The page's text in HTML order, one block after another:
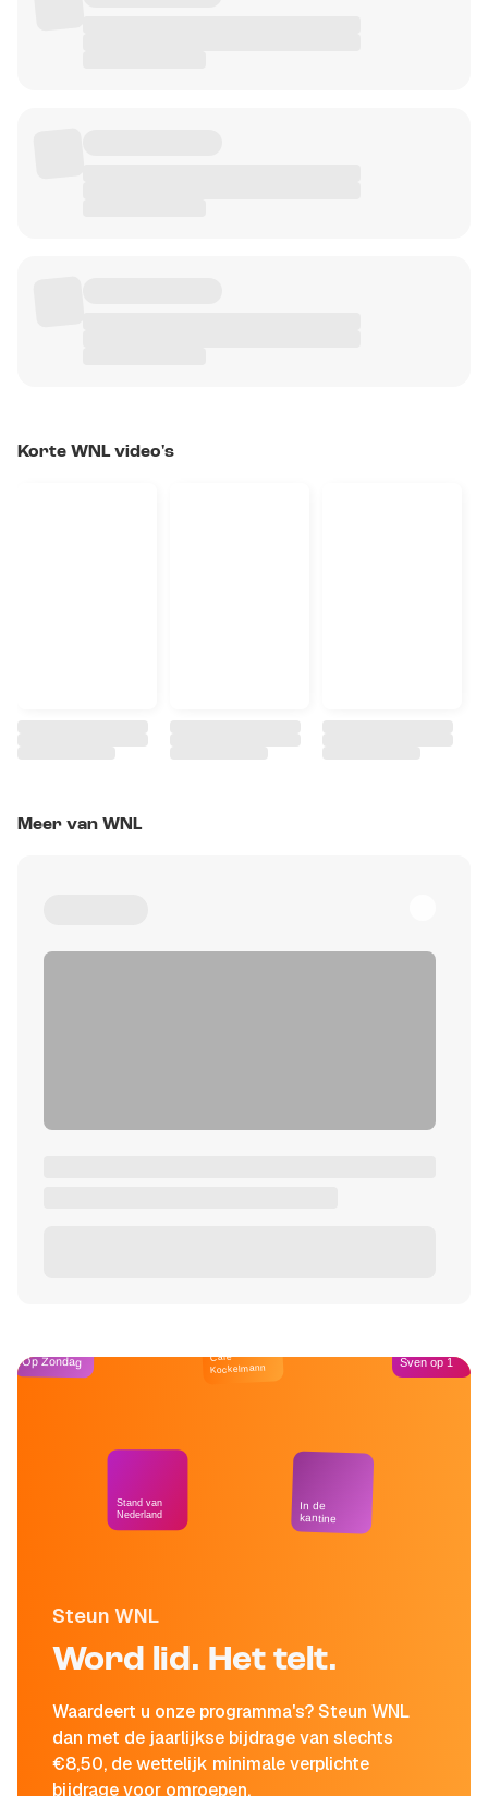
Korte WNL video's
Meer van WNL
Steun WNL
Word lid. Het telt.
Waardeert u onze programma's? Steun WNL
dan met de jaarlijkse bijdrage van slechts
€8,50, de wettelijk minimale verplichte
bijdrage voor omroepen.
Op Zondag
Stand van
Nederland
Café
Kockelmann
In de
kantine
Sven op 1